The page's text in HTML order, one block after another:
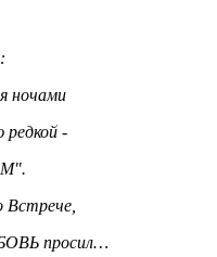
ночами
редкой -
Встрече,
просил…